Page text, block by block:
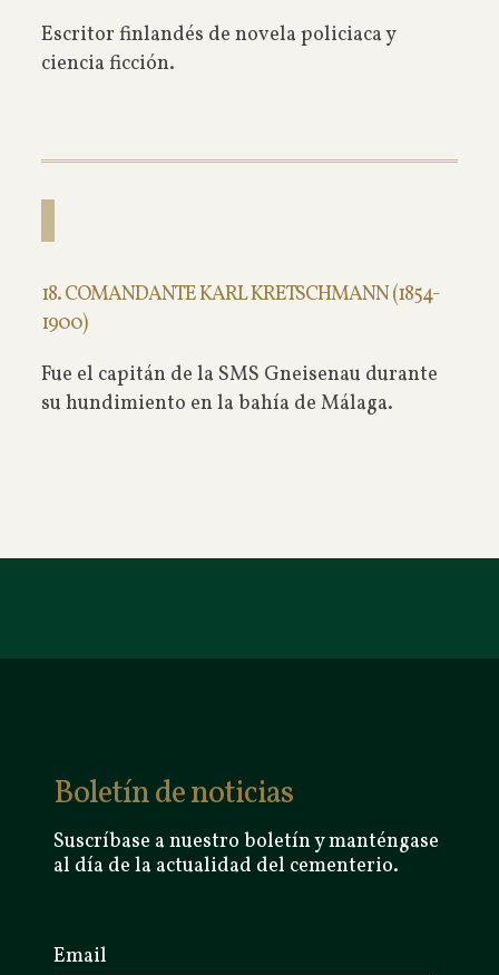
Escritor finlandés de novela policiaca y
ciencia ficción.
18. COMANDANTE KARL KRETSCHMANN (1854-
1900)
Fue el capitán de la SMS Gneisenau durante
su hundimiento en la bahía de Málaga.
Boletín de noticias
Suscríbase a nuestro boletín y manténgase
al día de la actualidad del cementerio.
Email